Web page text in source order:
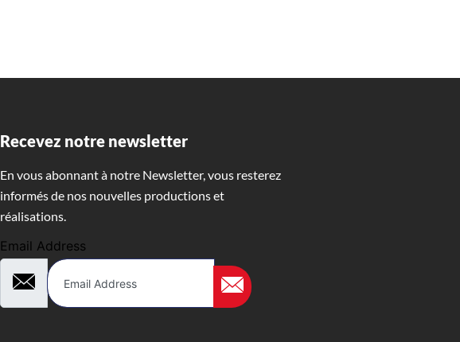
Recevez notre newsletter
En vous abonnant à notre Newsletter, vous resterez
informés de nos nouvelles productions et
réalisations.
Email Address